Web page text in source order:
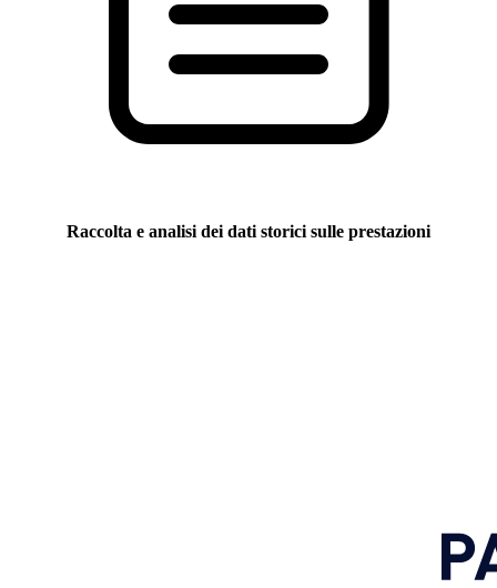
Raccolta e analisi dei dati storici sulle prestazioni